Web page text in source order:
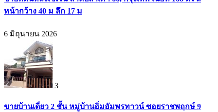
หน้ากว้าง 40 ม ลึก 17 ม
6 มิถุนายน 2026
3
ขายบ้านเดี่ยว 2 ชั้น หมู่บ้านอิ่มอัมพรทาวน์ ซอยราชพฤกษ์ 9